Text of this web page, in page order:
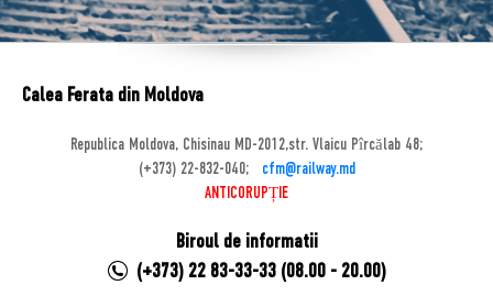
Calea Ferata din Moldova
Republica Moldova, Chisinau MD-2012,str. Vlaicu Pîrcălab 48;
(+373) 22-832-040;
cfm@railway.md
ANTICORUPȚIE
Biroul de informatii
(+373) 22 83-33-33 (08.00 - 20.00)